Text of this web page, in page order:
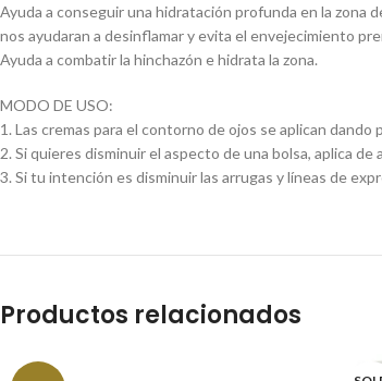
Ayuda a conseguir una hidratación profunda en la zona
nos ayudaran a desinflamar y evita el envejecimiento
Ayuda a combatir la hinchazón e hidrata la zona.
MODO DE USO:
1. Las cremas para el contorno de ojos se aplican
2. Si quieres disminuir el aspecto de una bolsa, aplica
3. Si tu intención es disminuir las arrugas y líneas de
Productos relacionados